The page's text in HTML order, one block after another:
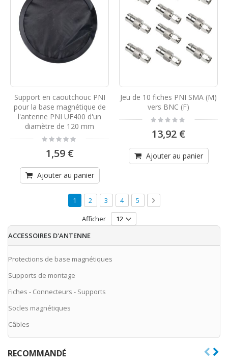
Support en caoutchouc PNI
pour la base magnétique de
l'antenne PNI UF400 d'un
diamètre de 120 mm
Rating:
0%
1,59 €
Ajouter au panier
Jeu de 10 fiches PNI SMA (M)
vers BNC (F)
Rating:
0%
13,92 €
Ajouter au panier
Page
Vous lisez actuellement la page
1 Page
2 Page
3 Page
4 Page
5 Page
Suivant
Afficher
ACCESSOIRES D'ANTENNE
Protections de base magnétiques
Supports de montage
Fiches - Connecteurs - Supports
Socles magnétiques
Câbles
RECOMMANDÉ